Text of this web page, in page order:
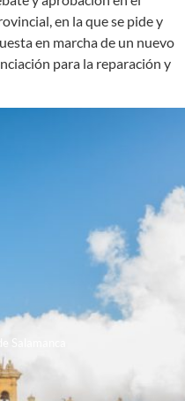
en la que se pide y
en marcha de un nuevo
para la reparación y
Salamanca